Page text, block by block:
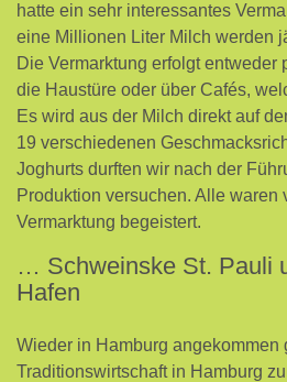
hatte ein sehr interessantes
eine Millionen Liter Milch werden
Die Vermarktung erfolgt entweder
die Haustüre oder über Cafés,
Es wird aus der Milch direkt auf
19 verschiedenen
Joghurts durften wir nach der
Produktion versuchen. Alle waren
Vermarktung begeistert.
… Schweinske St. Pauli
Hafen
Wieder in Hamburg angekommen
Traditionswirtschaft in Hamburg